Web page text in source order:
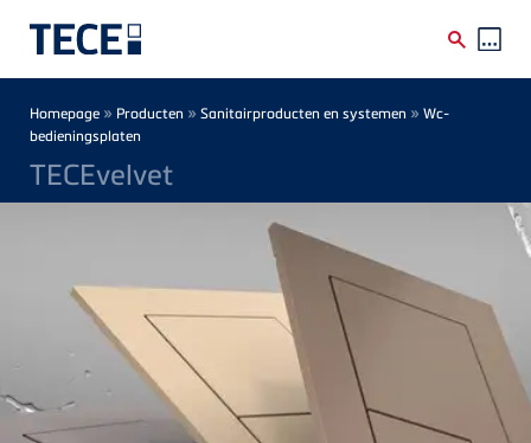
Breadcrumb
Homepage » Producten » Sanitairproducten en systemen » Wc-
bedieningsplaten
TECEvelvet